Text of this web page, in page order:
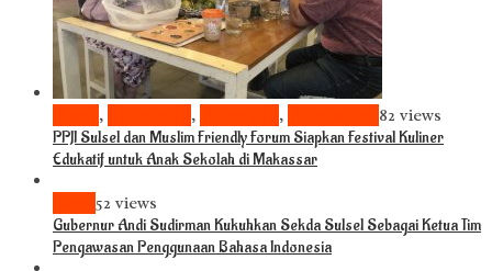
, , , 82 views
PPJI Sulsel dan Muslim Friendly Forum Siapkan Festival Kuliner
Edukatif untuk Anak Sekolah di Makassar
52 views
Gubernur Andi Sudirman Kukuhkan Sekda Sulsel Sebagai Ketua Tim
Pengawasan Penggunaan Bahasa Indonesia